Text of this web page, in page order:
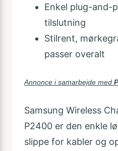
Enkel plug-and-
tilslutning
Stilrent,
passer overalt
Annonce i samarbejde med
Samsung Wireless
P2400 er den enkle
slippe for kabler og